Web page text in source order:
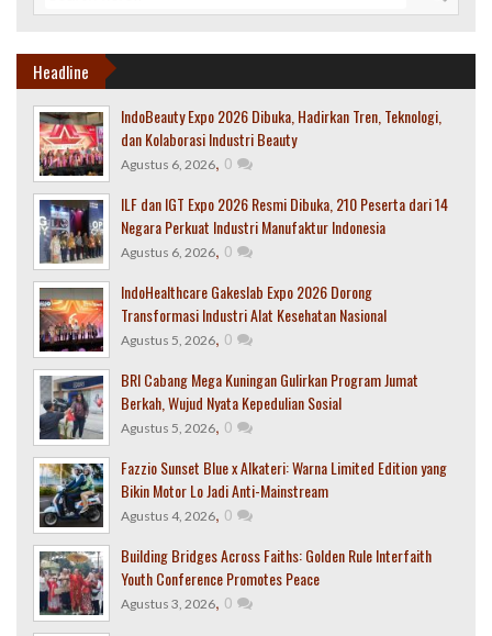
Headline
IndoBeauty Expo 2026 Dibuka, Hadirkan Tren, Teknologi,
dan Kolaborasi Industri Beauty
Agustus 6, 2026, 0
ILF dan IGT Expo 2026 Resmi Dibuka, 210 Peserta dari 14
Negara Perkuat Industri Manufaktur Indonesia
Agustus 6, 2026, 0
IndoHealthcare Gakeslab Expo 2026 Dorong
Transformasi Industri Alat Kesehatan Nasional
Agustus 5, 2026, 0
BRI Cabang Mega Kuningan Gulirkan Program Jumat
Berkah, Wujud Nyata Kepedulian Sosial
Agustus 5, 2026, 0
Fazzio Sunset Blue x Alkateri: Warna Limited Edition yang
Bikin Motor Lo Jadi Anti-Mainstream
Agustus 4, 2026, 0
Building Bridges Across Faiths: Golden Rule Interfaith
Youth Conference Promotes Peace
Agustus 3, 2026, 0